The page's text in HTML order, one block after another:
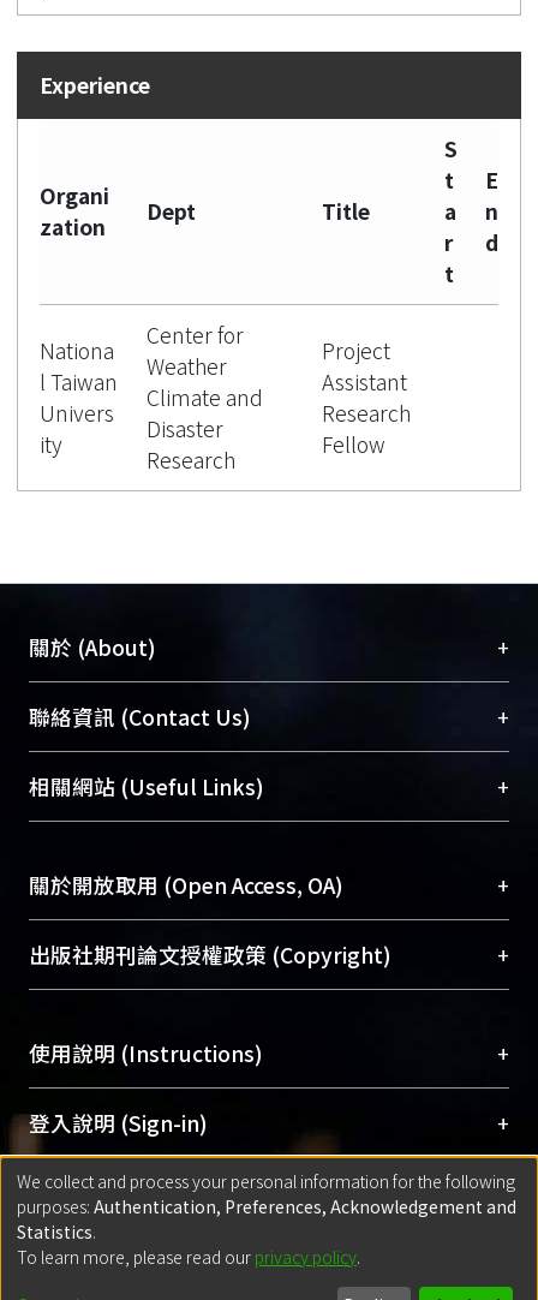
Organi
zation
Dept Title
S
t
a
r
t
E
n
d
Nationa
l Taiwan
Univers
ity
Center for
Weather
Climate and
Disaster
Research
Project
Assistant
Research
Fellow
關於 (About) +
臺大位居世界頂尖大學之列，為永久珍藏及向國際
展現本校豐碩的研究成果及學術能量，圖書館整合
機構典藏（NTUR）與學術庫（AH）不同功能平
台，成為臺大學術典藏NTU scholars。期能整合研
成果。
To permanently archive and promote researcher
profiles and scholarly works, Library integrates the
services of “NTU Repository” with “Academic
聯絡資訊 (Contact Us) +
總館學科館員(Main Library)
醫學圖書館學科館員(Medical Library)
Sciences Library)
相關網站 (Useful Links) +
關於開放取用 (Open Access, OA) +
開放取用是從使用者角度提升資訊取用性的社會運
動，應用在學術研究上是透過將研究著作公開供使
用逐年攀升。同時可加速研究發展、提升研究影響
Archive）平台。 （點選深入了解OA）
出版社期刊論文授權政策 (Copyright) +
含部分內容的版權非匯入者所有，或由第三方贊
助與合作完成，請確認該版權所有者及第三方同
意提供此授權。
Please represent that the submission is your
original work, and that you have the right to
grant the rights to upload.
若欲上傳已出版的全文電子檔，可使用
policy finder
網站查詢，以確認出版單位之版權
使用說明 (Instructions) +
網站簡介(Quickstart Guide)
使用手冊(Instruction Manual)
線上預約服務(Booking Service)
登入說明 (Sign-in) +
方案一：臺灣大學計算機中心帳號登入
(With C&INC Email Account)
方案二：ORCID帳號登入(With ORCID)
匯入著作 (Submission) +
方案一：定期更新ORCID者，以ID匯入
for identifier (ORCID))
We collect and process your personal information for the following
purposes: Authentication, Preferences, Acknowledgement and
Statistics.
To learn more, please read our privacy policy.